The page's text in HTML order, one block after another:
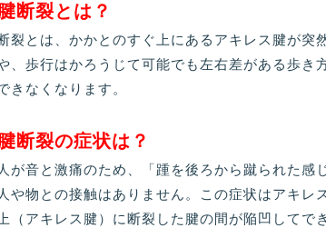
断裂とは？
裂とは、かかとのすぐ上にあるアキレス腱が突
、歩行はかろうじて可能でも左右差がある歩き
きなくなります。
断裂の症状は？
音と激痛のため、「踵を後ろから蹴られた感
や物との接触はありません。この症状はアキレ
（アキレス腱）に断裂した腱の間が陥凹してで